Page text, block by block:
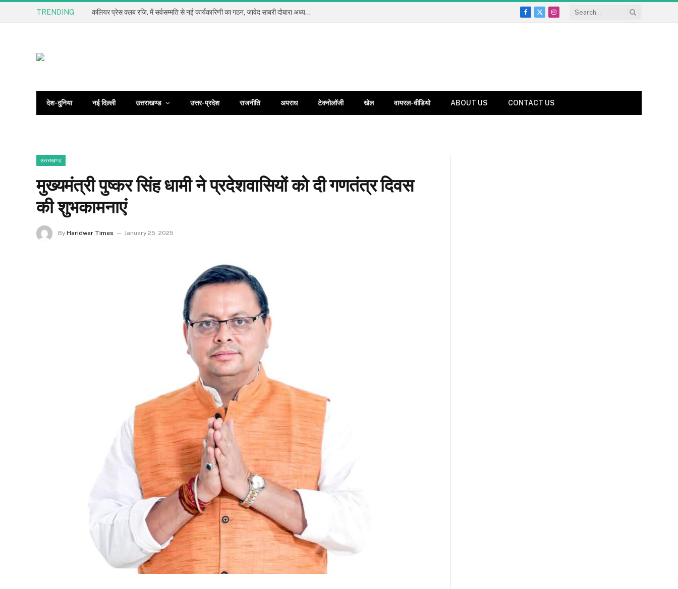
TRENDING कलियर प्रेस क्लब रजि. में सर्वसम्मति से नई कार्यकारिणी का गठन, जावेद साबरी दोबारा अध्यक्ष और जावेद अंसारी बने महामंत्री
Facebook
X
Instagram
देश-दुनिया नई दिल्ली उत्तराखण्ड उत्तर-प्रदेश राजनीति अपराध टेक्नोलॉजी खेल वायरल-वीडियो ABOUT US CONTACT US
उत्तराखण्ड
मुख्यमंत्री पुष्कर सिंह धामी ने प्रदेशवासियों को दी गणतंत्र दिवस
की शुभकामनाएं
By Haridwar Times January 25, 2025